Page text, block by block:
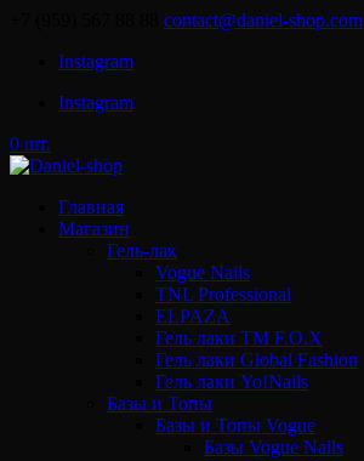
contact@daniel-shop.com
Instagram
Instagram
0 шт.
Главная
Магазин
Гель-лак
Vogue Nails
TNL Professional
ELPAZA
Гель лаки ТМ F.O.X
Гель лаки Global Fashion
Гель лаки Yo!Nails
Базы и Топы
Базы и Топы Vogue
Базы Vogue Nails